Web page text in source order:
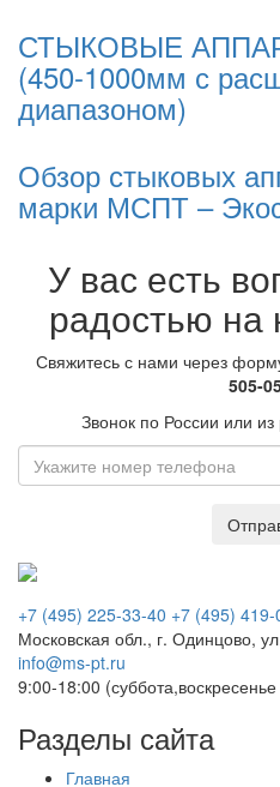
СТЫКОВЫЕ
(450-1000мм с
диапазоном)
Обзор стыковых
марки МСПТ –
У вас есть
радостью на
Свяжитесь с нами через
505-
Звонок по России или
+7 (495) 225-33-40 +7 (495) 419-
Московская обл., г. Одинцово,
info@ms-pt.ru
9:00-18:00
Разделы сайта
Главная